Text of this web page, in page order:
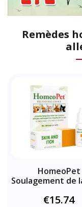
Remèdes
HomeoPet
Soulagement de
€15.74